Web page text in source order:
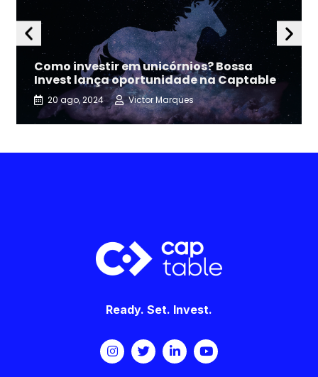
Como investir em unicórnios? Bossa
Invest lança oportunidade na Captable
20 ago, 2024 Victor Marques
Ready. Set. Invest.